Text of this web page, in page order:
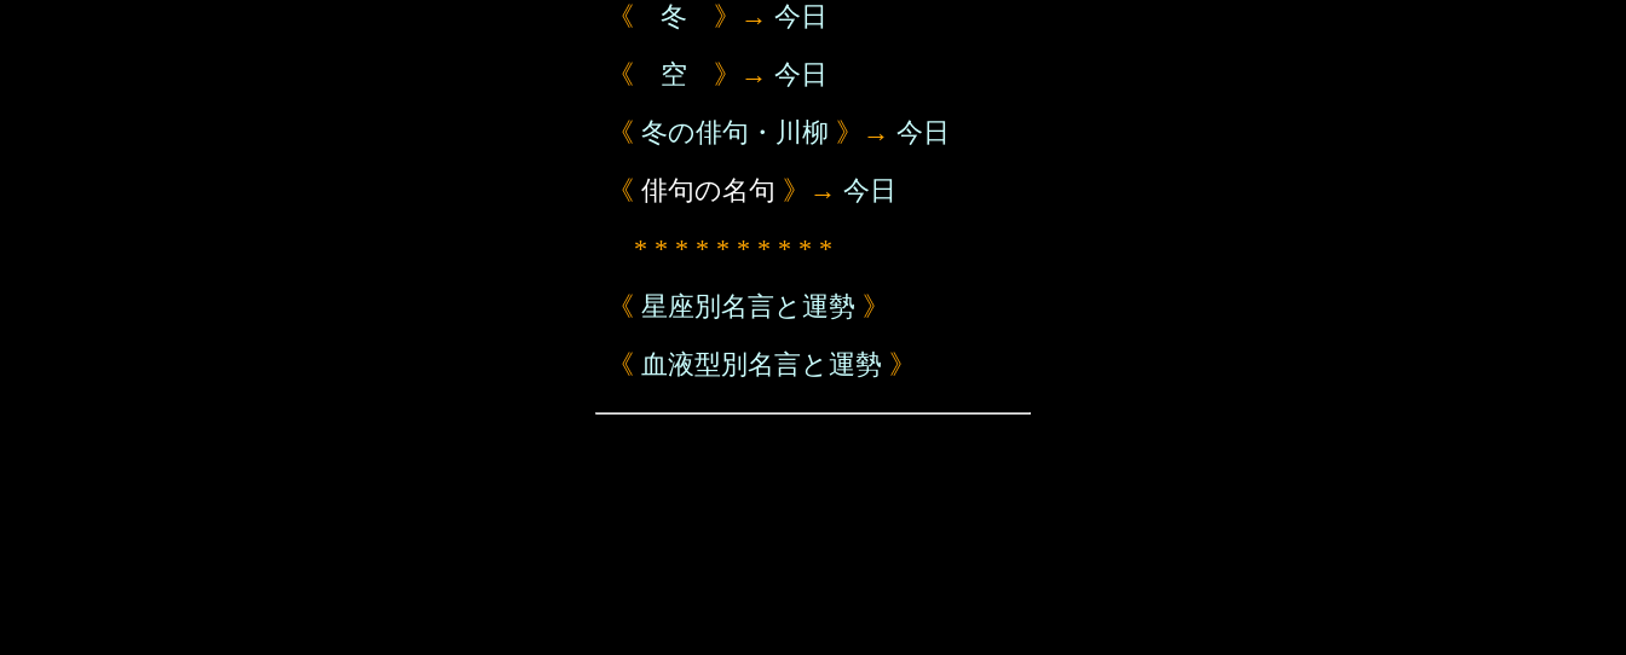
《 冬 》→ 今日
《 空 》→ 今日
《 冬の俳句・川柳 》→ 今日
《 俳句の名句 》→ 今日
* * * * * * * * * *
《 星座別名言と運勢 》
《 血液型別名言と運勢 》